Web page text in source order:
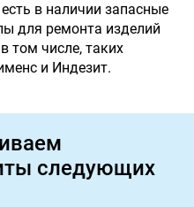
в наличии запасные
для ремонта изделий
том числе, таких
и Индезит.
следующих